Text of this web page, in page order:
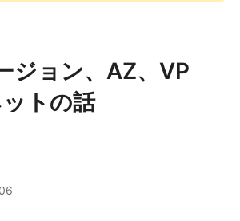
ジョン、AZ、VP
トの話